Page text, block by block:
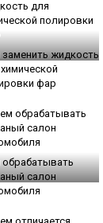
жидкость
фар
салон